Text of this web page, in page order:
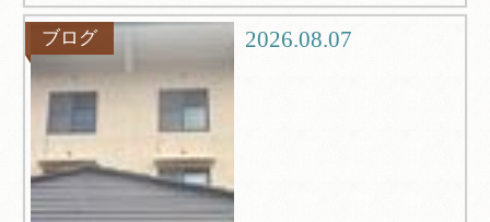
ブログ 2026.08.07